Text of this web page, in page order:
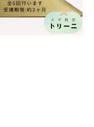
月曜日定休）